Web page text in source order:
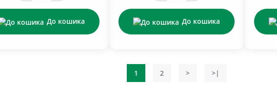
До кошика До кошика
1 2 > >|